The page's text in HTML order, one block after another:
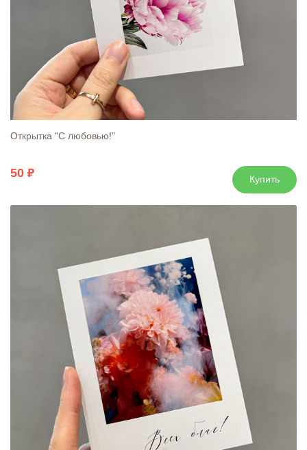
Открытка "С любовью!"
50 Купить